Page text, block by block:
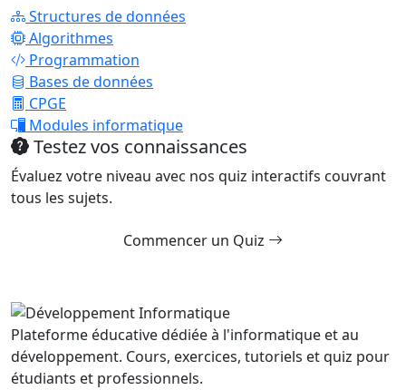
Structures de données
Algorithmes
Programmation
Bases de données
CPGE
Modules informatique
Testez vos connaissances
Évaluez votre niveau avec nos quiz interactifs couvrant
tous les sujets.
Commencer un Quiz
Plateforme éducative dédiée à l'informatique et au
développement. Cours, exercices, tutoriels et quiz pour
étudiants et professionnels.